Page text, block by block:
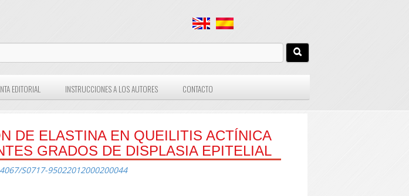
EDITORIAL INSTRUCCIONES A LOS AUTORES CONTACTO
DE ELASTINA EN QUEILITIS ACTÍNICA
GRADOS DE DISPLASIA EPITELIAL
S0717-95022012000200044